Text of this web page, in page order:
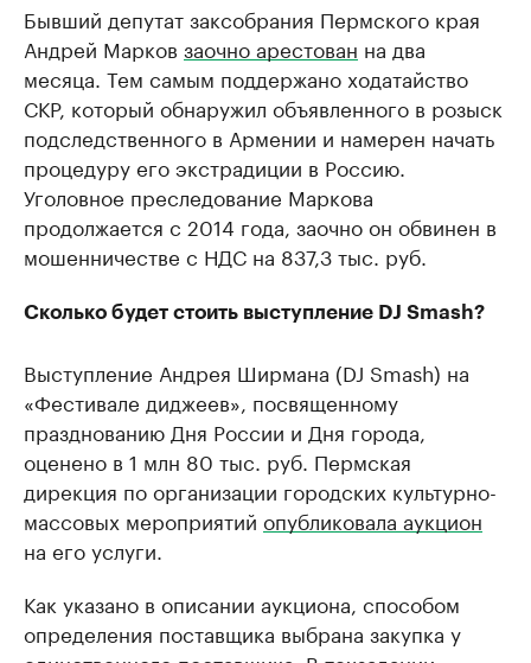
Бывший депутат заксобрания Пермского края
Андрей Марков заочно арестован на два
месяца. Тем самым поддержано ходатайство
СКР, который обнаружил объявленного в розыск
подследственного в Армении и намерен начать
процедуру его экстрадиции в Россию.
Уголовное преследование Маркова
продолжается с 2014 года, заочно он обвинен в
мошенничестве с НДС на 837,3 тыс. руб.
Сколько будет стоить выступление DJ Smash?
Выступление Андрея Ширмана (DJ Smash) на
«Фестивале диджеев», посвященному
празднованию Дня России и Дня города,
оценено в 1 млн 80 тыс. руб. Пермская
дирекция по организации городских культурно-
массовых мероприятий опубликовала аукцион
на его услуги.
Как указано в описании аукциона, способом
определения поставщика выбрана закупка у